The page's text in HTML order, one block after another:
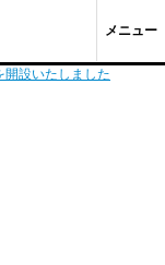
メニュー
開設いたしました